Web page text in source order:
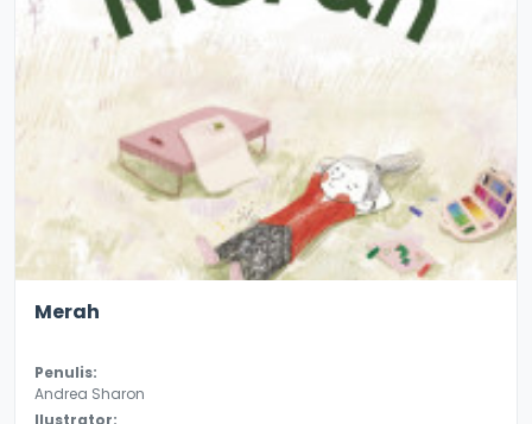
Merah
Penulis:
Andrea Sharon
Ilustrator: